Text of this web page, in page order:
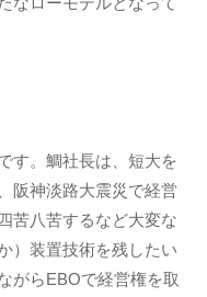
す。鯛社長は、短大を
阪神淡路大震災で経営
苦八苦するなど大変な
）装置技術を残したい
がらEBOで経営権を取